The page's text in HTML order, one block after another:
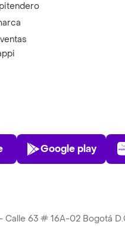
Play Store
Google play
Calle 63 # 16A-02 Bogotá